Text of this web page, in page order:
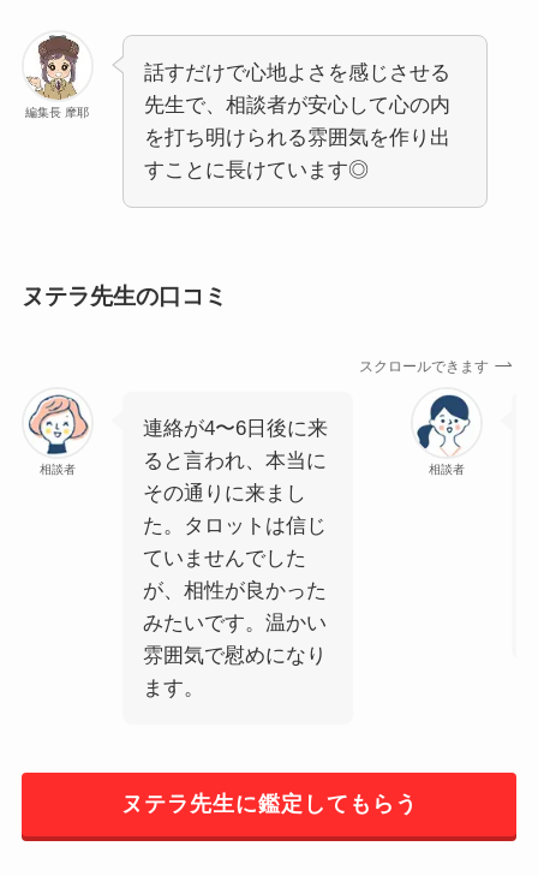
編集長 摩耶
話すだけで心地よさを感じさせる
先生で、相談者が安心して心の内
を打ち明けられる雰囲気を作り出
すことに長けています◎
ヌテラ先生の口コミ
スクロールできます
相談者
連絡が4〜6日後に来
ると言われ、本当に
その通りに来まし
た。タロットは信じ
ていませんでした
が、相性が良かった
みたいです。温かい
雰囲気で慰めになり
ます。
相談者
ヌテラ先生に鑑定してもらう